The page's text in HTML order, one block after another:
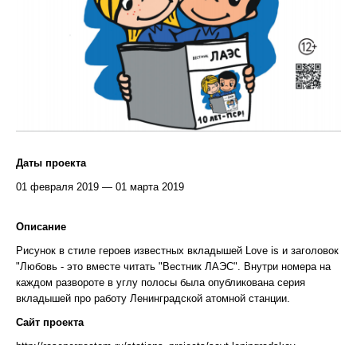
Даты проекта
01 февраля 2019 — 01 марта 2019
Описание
Рисунок в стиле героев известных вкладышей Love is и заголовок
"Любовь - это вместе читать "Вестник ЛАЭС". Внутри номера на
каждом развороте в углу полосы была опубликована серия
вкладышей про работу Ленинградской атомной станции.
Сайт проекта